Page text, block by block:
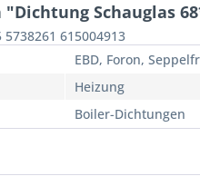
Schauglas
615004913
EBD, Foron,
Heizung
Boiler-Dichtungen